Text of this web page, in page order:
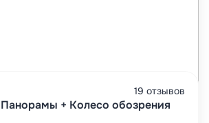
19 отзывов
+ Колесо обозрения